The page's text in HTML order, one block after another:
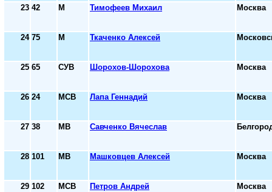
23 42 М Тимофеев Михаил Москва
24 75 М Ткаченко Алексей
25 65 СУВ Шорохов-Шорохова Москва
26 24 МСВ Лапа Геннадий Москва
27 38 МВ Савченко Вячеслав
28 101 МВ Машковцев Алексей Москва
29 102 МСВ Петров Андрей Москва